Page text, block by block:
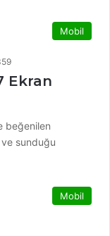
Mobil
Ekran
beğenilen
ve sunduğu
Mobil